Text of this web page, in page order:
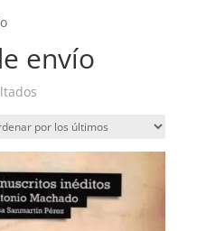
envío
Ordenado
los
últimos